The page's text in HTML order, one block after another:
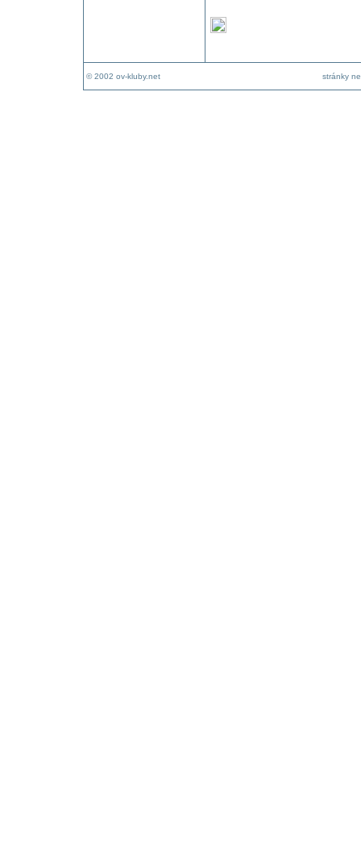
© 2002 ov-kluby.net stránky